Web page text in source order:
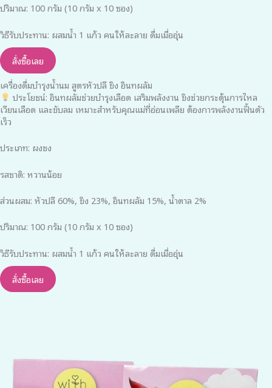
ปริมาณ: 100 กรัม (10 กรัม x 10 ซอง)
วิธีรับประทาน: ผสมน้ำ 1 แก้ว คนให้ละลาย ดื่มเมื่ออุ่น
สั่งซื้อเลย
เครื่องดื่มบำรุงน้ำนม สูตรหัวปลี ขิง อินทผลัม
ประโยชน์: อินทผลัมช่วยบำรุงเลือด เสริมพลังงาน ขิงช่วยกระตุ้นการไหล
เวียนเลือด และขับลม เหมาะสำหรับคุณแม่ที่อ่อนเพลีย ต้องการพลังงานฟื้นตัว
เร็ว
ประเภท: ผงชง
รสชาติ: หวานน้อย
ส่วนผสม: หัวปลี 60%, ขิง 23%, อินทผลัม 15%, น้ำตาล 2%
ปริมาณ: 100 กรัม (10 กรัม x 10 ซอง)
วิธีรับประทาน: ผสมน้ำ 1 แก้ว คนให้ละลาย ดื่มเมื่ออุ่น
สั่งซื้อเลย